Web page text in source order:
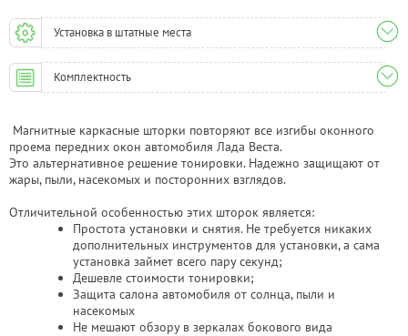
Установка в штатные места
Комплектность
Магнитные каркасные шторки повторяют все изгибы оконного
проема передних окон автомобиля Лада Веста.
Это альтернативное решение тонировки. Надежно защищают от
жары, пыли, насекомых и посторонних взглядов.
Отличительной особенностью этих шторок является:
Простота установки и снятия. Не требуется никаких
дополнительных инструментов для установки, а сама
установка займет всего пару секунд;
Дешевле стоимости тонировки;
Защита салона автомобиля от солнца, пыли и
насекомых
Не мешают обзору в зеркалах бокового вида